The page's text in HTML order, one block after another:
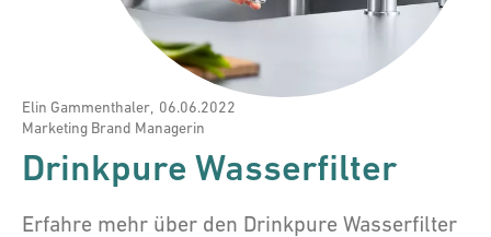
Elin Gammenthaler 06.06.2022
Marketing Brand Managerin
Drinkpure Wasserfilter
Erfahre mehr über den Drinkpure Wasserfilter